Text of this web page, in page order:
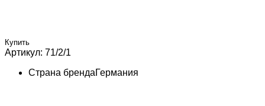
Купить
Артикул: 71/2/1
Страна брендаГермания